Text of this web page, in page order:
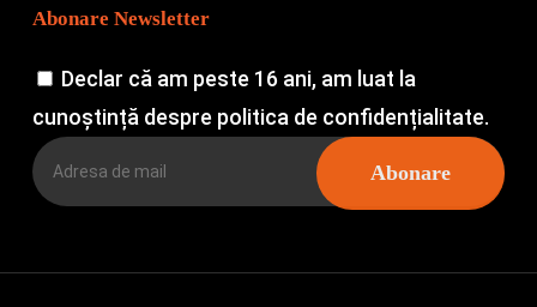
Abonare Newsletter
Declar că am peste 16 ani, am luat la
cunoștință despre politica de confidențialitate.